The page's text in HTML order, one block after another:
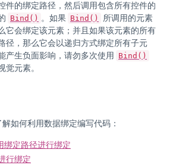
件的绑定路径，然后调用包含所有控件的
Bind() 。如果 Bind()
所调用的元素
它会绑定该元素；并且如果该元素的所有
径，那么它会以递归方式绑定所有子元
产生负面影响，请勿多次使用
Bind()
觉元素。
如何利用数据绑定编写代码：
绑定路径进行绑定
行绑定